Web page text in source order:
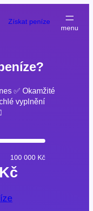
Získat peníze
✅ Okamžité
vyplnění
100 000 Kč